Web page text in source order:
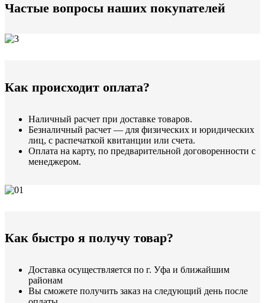
Частые вопросы наших покупателей
Как происходит оплата?
Наличный расчет при доставке товаров.
Безналичный расчет — для физических и юридических
лиц, с распечаткой квитанции или счета.
Оплата на карту, по предварительной договоренности с
менеджером.
Как быстро я получу товар?
Доставка осуществляется по г. Уфа и ближайшим
районам
Вы сможете получить заказ на следующий день после